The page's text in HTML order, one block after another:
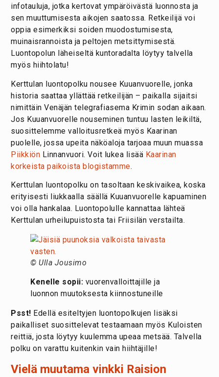
infotauluja, jotka kertovat ympäröivästä luonnosta ja
sen muuttumisesta aikojen saatossa. Retkeilijä voi
oppia esimerkiksi soiden muodostumisesta,
muinaisrannoista ja peltojen metsittymisestä.
Luontopolun läheiseltä kuntoradalta löytyy talvella
myös hiihtolatu!
Kerttulan luontopolku nousee Kuuanvuorelle, jonka
historia saattaa yllättää retkeilijän – paikalla sijaitsi
nimittäin Venäjän telegrafiasema Krimin sodan aikaan.
Jos Kuuanvuorelle nouseminen tuntuu lasten leikiltä,
suosittelemme valloitusretkeä myös Kaarinan
puolelle, jossa upeita näköaloja tarjoaa muun muassa
Piikkiön Linnanvuori. Voit lukea lisää Kaarinan
korkeista paikoista blogistamme.
Kerttulan luontopolku on tasoltaan keskivaikea, koska
erityisesti liukkaalla säällä Kuuanvuorelle kapuaminen
voi olla hankalaa. Luontopolulle kannattaa lähteä
Kerttulan urheilupuistosta tai Friisilän verstailta.
© Ulla Jousimo
Kenelle sopii: vuorenvalloittajille ja
luonnon muutoksesta kiinnostuneille
Psst! Edellä esiteltyjen luontopolkujen lisäksi
paikalliset suosittelevat testaamaan myös Kuloisten
reittiä, josta löytyy kuulemma upeaa metsää. Talvella
polku on varattu kuitenkin vain hiihtäjille!
Vielä muutama vinkki Raision